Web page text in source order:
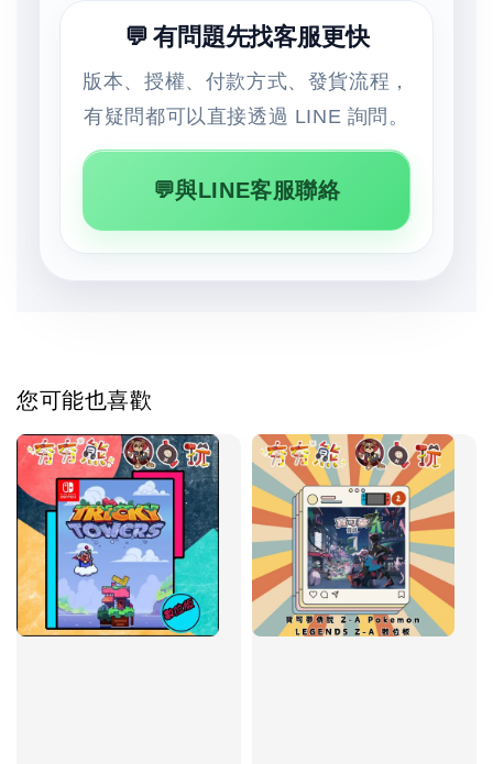
💬 有問題先找客服更快
版本、授權、付款方式、發貨流程，
有疑問都可以直接透過 LINE 詢問。
💬與LINE客服聯絡
您可能也喜歡